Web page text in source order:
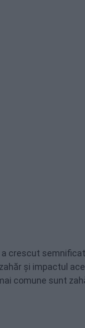
crescut
și impactul
comune sunt